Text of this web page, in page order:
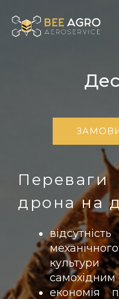
Переваги
дрона на
самохідним
економія